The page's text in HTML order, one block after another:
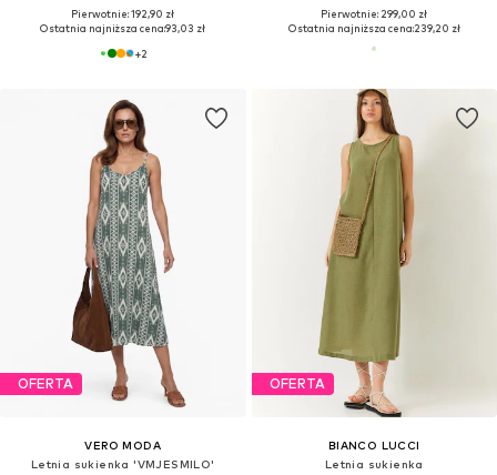
Pierwotnie: 192,90 zł
Ostatnia najniższa cena:93,03 zł
+2
Pierwotnie: 299,00 zł
Ostatnia najniższa cena:239,20 zł
OFERTA
VERO MODA
Letnia sukienka 'VMJESMILO'
OFERTA
BIANCO LUCCI
Letnia sukienka